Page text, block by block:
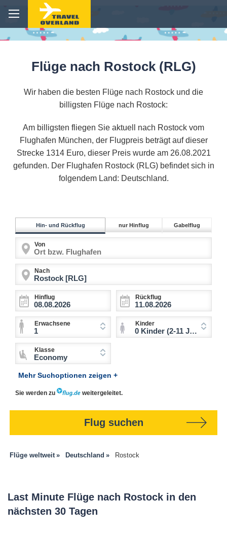
Flüge nach Rostock (RLG)
Wir haben die besten Flüge nach Rostock und die
billigsten Flüge nach Rostock:
Am billigsten fliegen Sie aktuell nach Rostock vom
Flughafen München, der Flugpreis beträgt auf dieser
Strecke 1314 Euro, dieser Preis wurde am 26.08.2021
gefunden. Der Flughafen Rostock (RLG) befindet sich in
folgendem Land: Deutschland.
Hin- und Rückflug nur Hinflug Gabelflug
Von
Nach
Hinflug Rückflug
Erwachsene
1
Kinder
0 Kinder (2-11 Jahre)
Klasse
Economy
Mehr Suchoptionen zeigen +
Sie werden zu weitergeleitet.
Flug suchen
Flüge weltweit Deutschland Rostock
Last Minute Flüge nach Rostock in den
nächsten 30 Tagen